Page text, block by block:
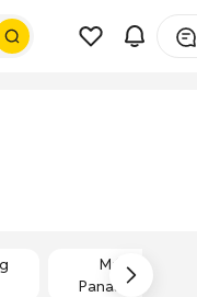
Máy Giặt
Panasonic 7kg